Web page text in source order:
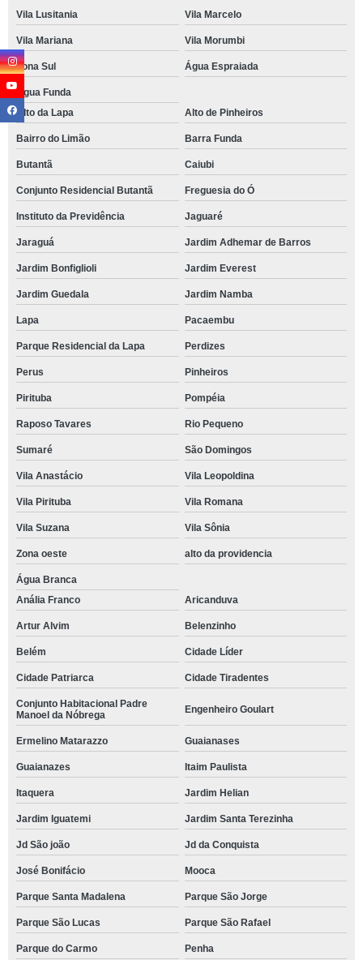
Vila Lusitania Vila Marcelo
Vila Mariana Vila Morumbi
Zona Sul Água Espraiada
Água Funda
Alto da Lapa
Alto de Pinheiros
Bairro do Limão Barra Funda
Butantã Caiubi
Conjunto Residencial Butantã Freguesia do Ó
Instituto da Previdência Jaguaré
Jaraguá Jardim Adhemar de Barros
Jardim Bonfiglioli Jardim Everest
Jardim Guedala Jardim Namba
Lapa Pacaembu
Parque Residencial da Lapa Perdizes
Perus Pinheiros
Pirituba Pompéia
Raposo Tavares Rio Pequeno
Sumaré São Domingos
Vila Anastácio Vila Leopoldina
Vila Pirituba Vila Romana
Vila Suzana Vila Sônia
Zona oeste alto da providencia
Água Branca
Anália Franco
Aricanduva
Artur Alvim Belenzinho
Belém Cidade Líder
Cidade Patriarca Cidade Tiradentes
Conjunto Habitacional Padre
Manoel da Nóbrega
Engenheiro Goulart
Ermelino Matarazzo Guaianases
Guaianazes Itaim Paulista
Itaquera Jardim Helian
Jardim Iguatemi Jardim Santa Terezinha
Jd São joão Jd da Conquista
José Bonifácio Mooca
Parque Santa Madalena Parque São Jorge
Parque São Lucas Parque São Rafael
Parque do Carmo Penha